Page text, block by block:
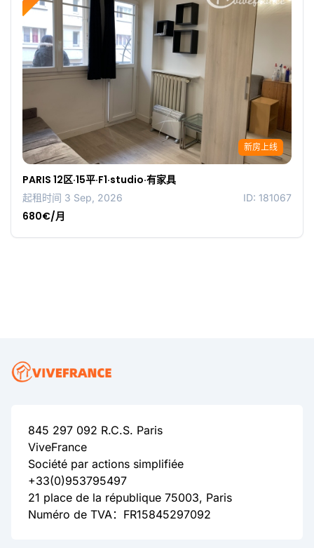
新房上线
PARIS 12区·15平·F1·studio·有家具
起租时间 3 Sep, 2026 ID: 181067
680€/月
845 297 092 R.C.S. Paris
ViveFrance
Société par actions simplifiée
+33(0)953795497
21 place de la république 75003, Paris
Numéro de TVA：FR15845297092